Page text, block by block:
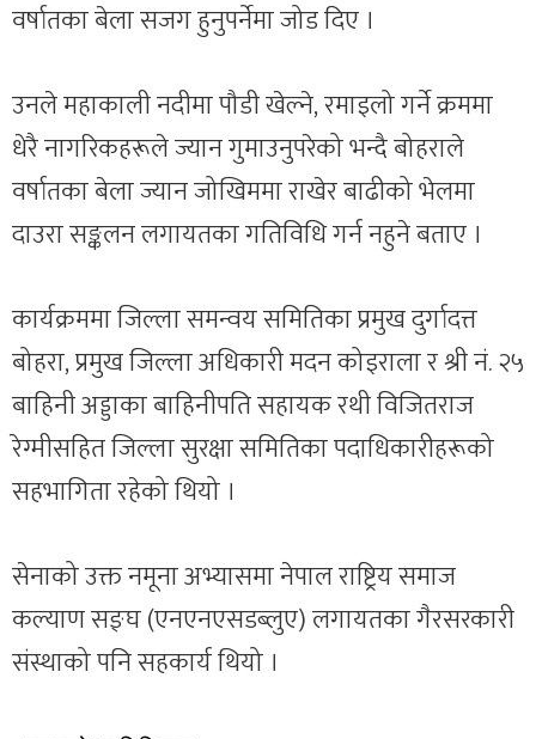
वर्षातका बेला सजग हुनुपर्नेमा जोड दिए ।
उनले महाकाली नदीमा पौडी खेल्ने, रमाइलो गर्ने क्रममा
धेरै नागरिकहरूले ज्यान गुमाउनुपरेको भन्दै बोहराले
वर्षातका बेला ज्यान जोखिममा राखेर बाढीको भेलमा
दाउरा सङ्कलन लगायतका गतिविधि गर्न नहुने बताए ।
कार्यक्रममा जिल्ला समन्वय समितिका प्रमुख दुर्गादत्त
बोहरा, प्रमुख जिल्ला अधिकारी मदन कोइराला र श्री नं. २५
बाहिनी अड्डाका बाहिनीपति सहायक रथी विजितराज
रेग्मीसहित जिल्ला सुरक्षा समितिका पदाधिकारीहरूको
सहभागिता रहेको थियो ।
सेनाको उक्त नमूना अभ्यासमा नेपाल राष्ट्रिय समाज
कल्याण सङ्घ (एनएनएसडब्लुए) लगायतका गैरसरकारी
संस्थाको पनि सहकार्य थियो ।